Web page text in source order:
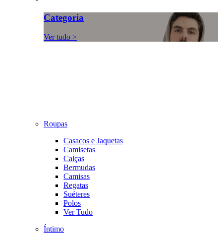
Categoria
Ver tudo >
Roupas
Casacos e Jaquetas
Camisetas
Calças
Bermudas
Camisas
Regatas
Suéteres
Polos
Ver Tudo
Íntimo